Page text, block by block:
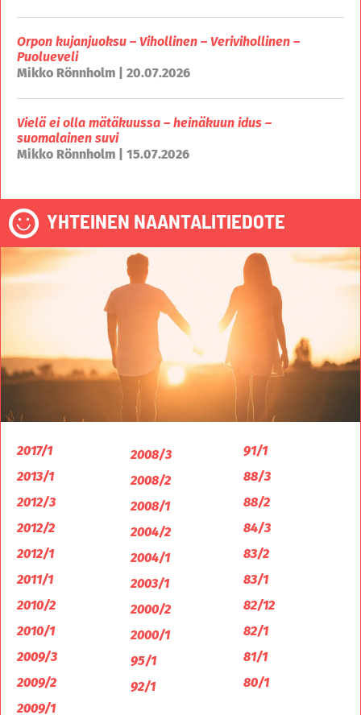
Orpon kujanjuoksu – Vihollinen – Verivihollinen –
Puolueveli
Mikko Rönnholm | 20.07.2026
Vielä ei olla mätäkuussa – heinäkuun idus –
suomalainen suvi
Mikko Rönnholm | 15.07.2026
YHTEINEN NAANTALITIEDOTE
2017/1
2013/1
2012/3
2012/2
2012/1
2011/1
2010/2
2010/1
2009/3
2009/2
2009/1
2008/3
2008/2
2008/1
2004/2
2004/1
2003/1
2000/2
2000/1
95/1
92/1
91/1
88/3
88/2
84/3
83/2
83/1
82/12
82/1
81/1
80/1